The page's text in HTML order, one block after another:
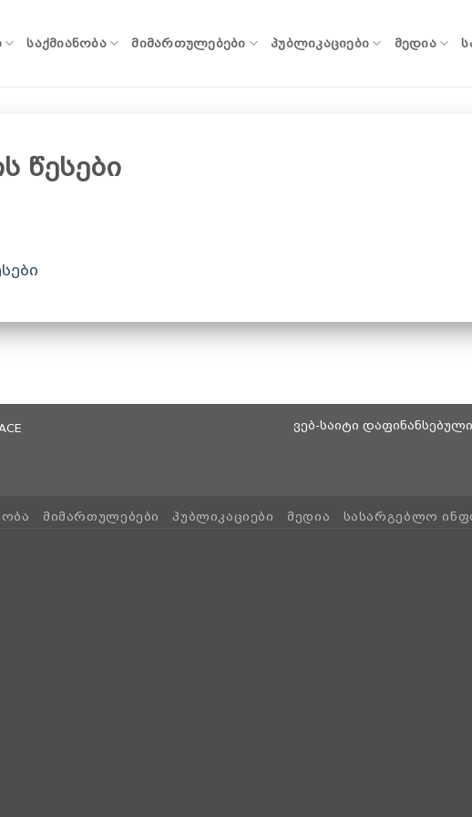
ᲡᲐᲥᲛᲘᲐᲜᲝᲑᲐ ᲛᲘᲛᲐᲠᲗᲣᲚᲔᲑᲔᲑᲘ ᲞᲣᲑᲚᲘᲙᲐᲪᲘᲔᲑᲘ ᲛᲔᲓᲘᲐ
წესები
ვებ-საიტი
ᲛᲘᲛᲐᲠᲗᲣᲚᲔᲑᲔᲑᲘ ᲞᲣᲑᲚᲘᲙᲐᲪᲘᲔᲑᲘ ᲛᲔᲓᲘᲐ ᲡᲐᲡᲐᲠᲒᲔᲑᲚᲝ